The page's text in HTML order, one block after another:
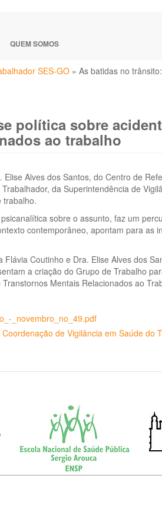
QUEM SOMOS
SES-GO » As batidas no
política sobre
ao trabalho
Elise Alves dos Santos, do Centro de
da Superintendência de
trabalho.
sobre o assunto, faz um
contemporâneo, apontam para as
Flávia Coutinho e Dra. Elise Alves dos
a criação do Grupo de Trabalho
Mentais Relacionados ao
_novembro_no_49.pdf
Coordenação de Vigilância em Saúde do